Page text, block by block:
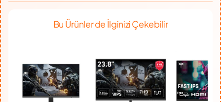
Bu Ürünler de İlginizi Çekebilir